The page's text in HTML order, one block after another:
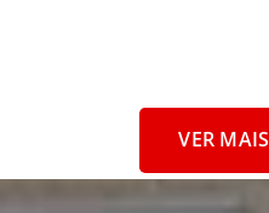
VER MAIS